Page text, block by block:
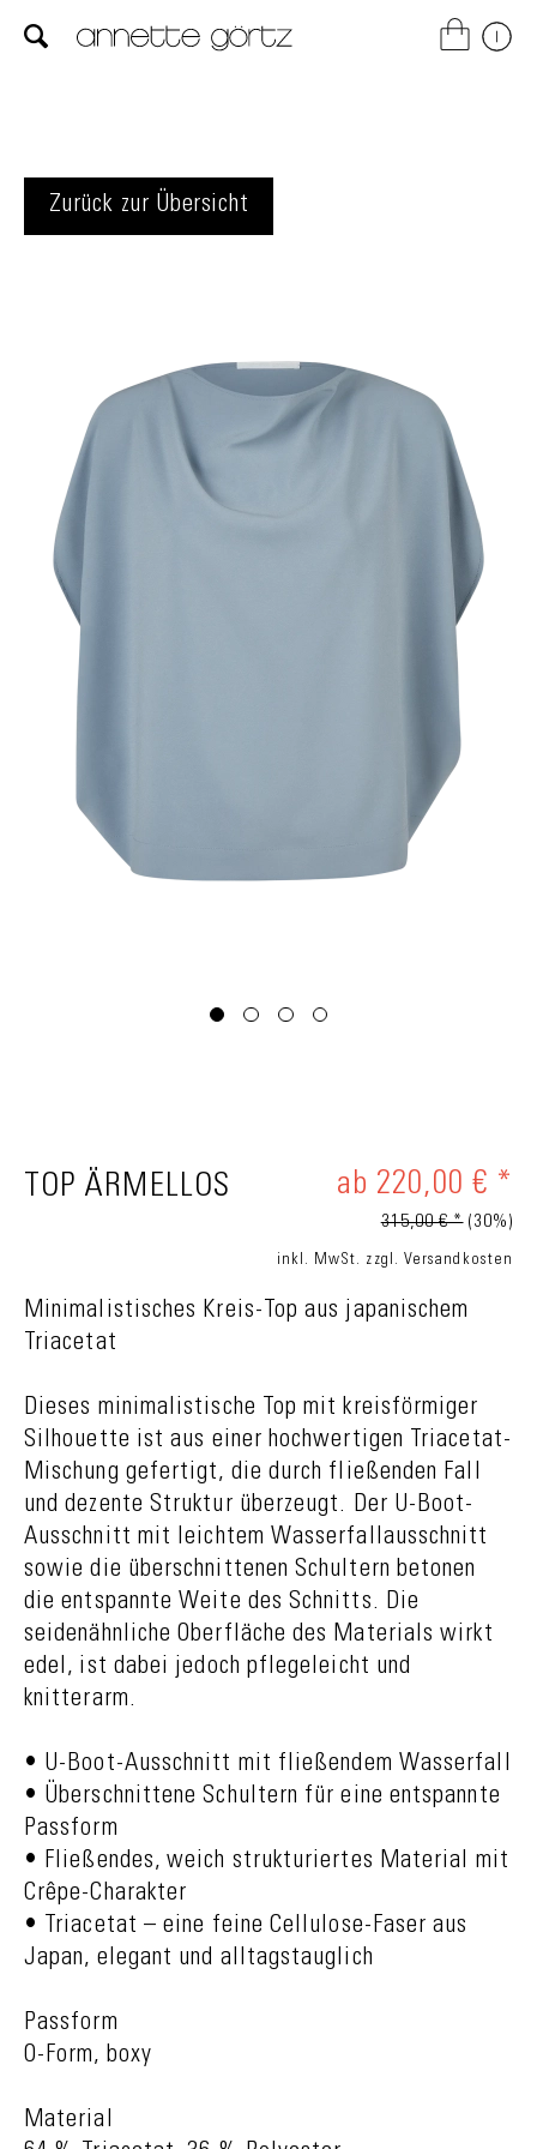
Zurück zur Übersicht
TOP ÄRMELLOS ab 220,00 € *
315,00 € * (30%)
inkl. MwSt. zzgl. Versandkosten
Minimalistisches Kreis-Top aus japanischem
Triacetat
Dieses minimalistische Top mit kreisförmiger
Silhouette ist aus einer hochwertigen Triacetat-
Mischung gefertigt, die durch fließenden Fall
und dezente Struktur überzeugt. Der U-Boot-
Ausschnitt mit leichtem Wasserfallausschnitt
sowie die überschnittenen Schultern betonen
die entspannte Weite des Schnitts. Die
seidenähnliche Oberfläche des Materials wirkt
edel, ist dabei jedoch pflegeleicht und
knitterarm.
• U-Boot-Ausschnitt mit fließendem Wasserfall
• Überschnittene Schultern für eine entspannte
Passform
• Fließendes, weich strukturiertes Material mit
Crêpe-Charakter
• Triacetat – eine feine Cellulose-Faser aus
Japan, elegant und alltagstauglich
Passform
O-Form, boxy
Material